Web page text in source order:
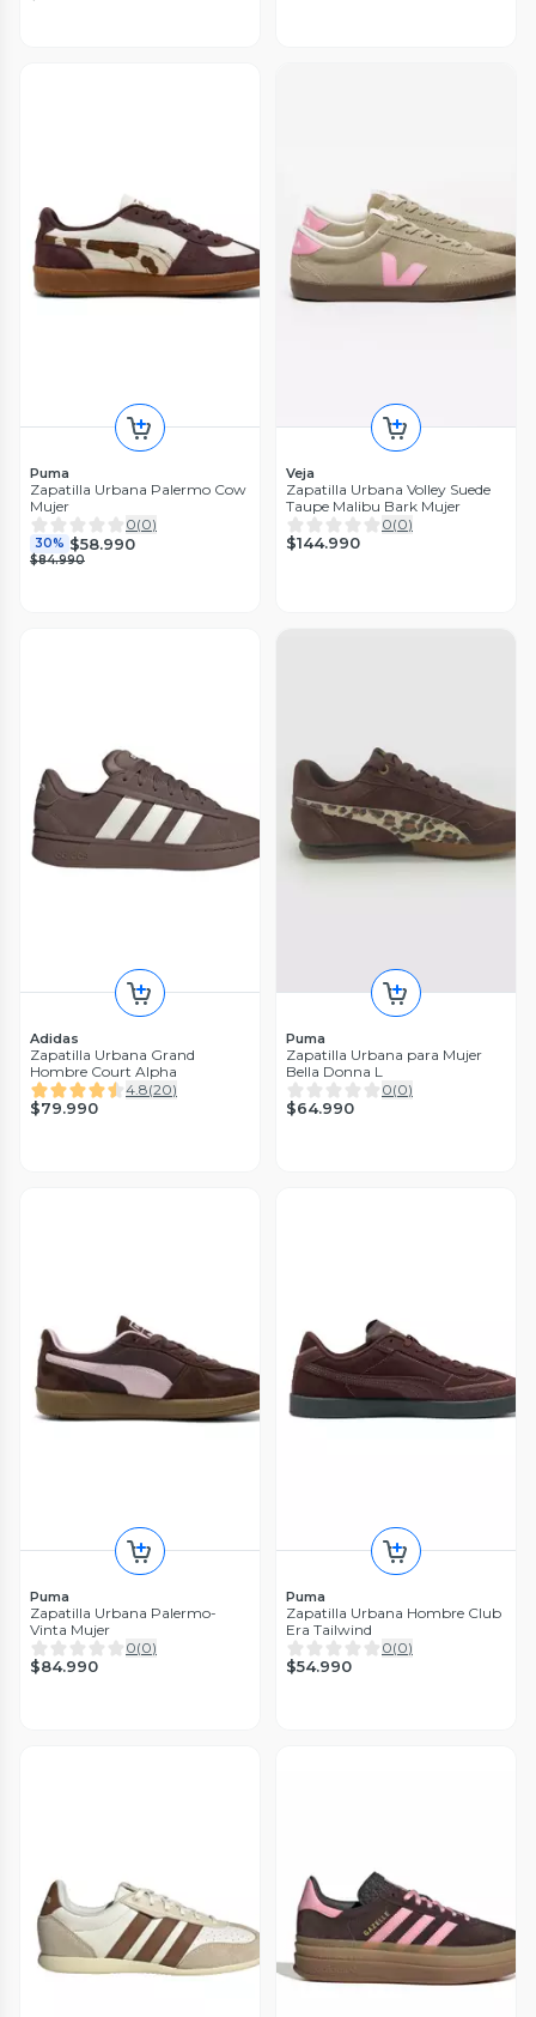
Puma
Zapatilla Urbana Palermo Cow
Mujer
0(0)
30% $58.990
$84.990
Veja
Zapatilla Urbana Volley Suede
Taupe Malibu Bark Mujer
0(0)
$144.990
Adidas
Zapatilla Urbana Grand
Hombre Court Alpha
4.8(20)
$79.990
Puma
Zapatilla Urbana para Mujer
Bella Donna L
0(0)
$64.990
Puma
Zapatilla Urbana Palermo-
Vinta Mujer
0(0)
$84.990
Puma
Zapatilla Urbana Hombre Club
Era Tailwind
0(0)
$54.990